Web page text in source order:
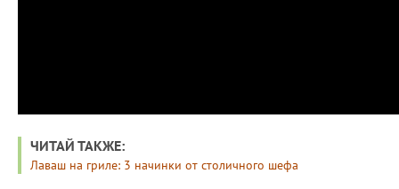
ЧИТАЙ ТАКЖЕ:
Лаваш на гриле: 3 начинки от столичного шефа